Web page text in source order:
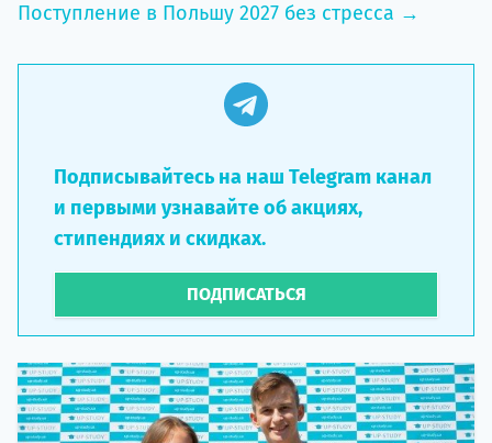
Поступление в Польшу 2027 без стресса →
Подписывайтесь на наш Telegram канал
и первыми узнавайте об акциях,
стипендиях и скидках.
ПОДПИСАТЬСЯ